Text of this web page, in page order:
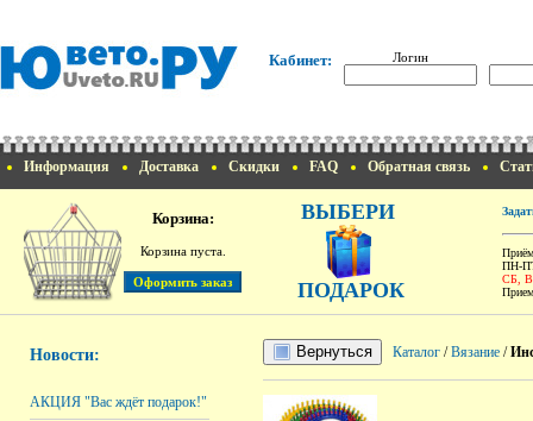
Кабинет: Логин
Информация Доставка Скидки FAQ Обратная связь
Корзина:
Корзина пуста.
ВЫБЕРИ
ПОДАРОК
ПН-
СБ,
Новости:
АКЦИЯ "Вас ждёт подарок!"
Вернуться Каталог /Вязание /